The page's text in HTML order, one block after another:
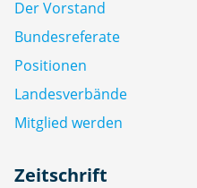
Der Vorstand
Bundesreferate
Positionen
Landesverbände
Mitglied werden
Zeitschrift